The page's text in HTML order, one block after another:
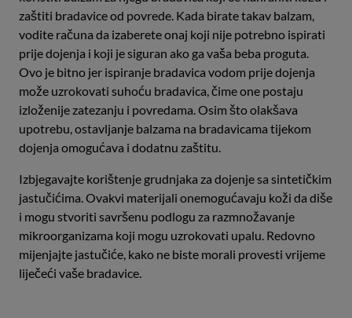
zaštiti bradavice od povrede. Kada birate takav balzam,
vodite računa da izaberete onaj koji nije potrebno ispirati
prije dojenja i koji je siguran ako ga vaša beba proguta.
Ovo je bitno jer ispiranje bradavica vodom prije dojenja
može uzrokovati suhoću bradavica, čime one postaju
izloženije zatezanju i povredama. Osim što olakšava
upotrebu, ostavljanje balzama na bradavicama tijekom
dojenja omogućava i dodatnu zaštitu.
Izbjegavajte korištenje grudnjaka za dojenje sa sintetičkim
jastučićima. Ovakvi materijali onemogućavaju koži da diše
i mogu stvoriti savršenu podlogu za razmnožavanje
mikroorganizama koji mogu uzrokovati upalu. Redovno
mijenjajte jastučiće, kako ne biste morali provesti vrijeme
liječeći vaše bradavice.